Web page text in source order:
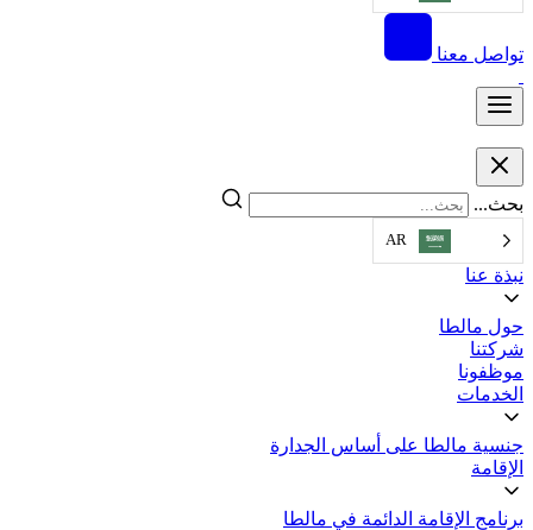
تواصل معنا
بحث...
AR
نبذة عنا
حول مالطا
شركتنا
موظفونا
الخدمات
جنسية مالطا على أساس الجدارة
الإقامة
برنامج الإقامة الدائمة في مالطا